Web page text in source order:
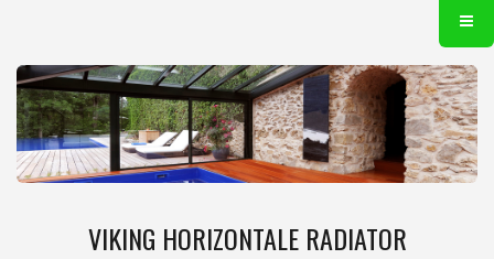
VIKING HORIZONTALE RADIATOR